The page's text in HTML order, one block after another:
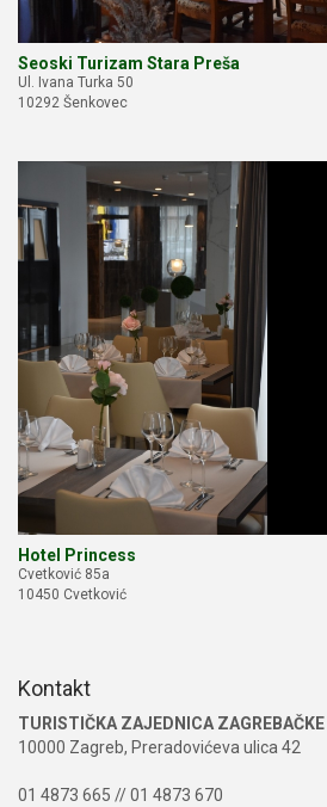
Seoski Turizam Stara Preša
Ul. Ivana Turka 50
10292 Šenkovec
Hotel Princess
Cvetković 85a
10450 Cvetković
Kontakt
TURISTIČKA ZAJEDNICA
10000 Zagreb, Preradovićeva ulica 42
01 4873 665 // 01 4873 670